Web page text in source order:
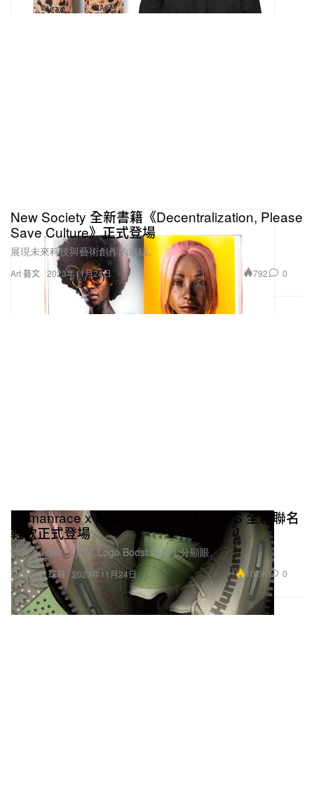
Art 藝文
New Society 全新書籍《Decentralization, Please
Save Culture》正式登場
展現未來科技與藝術創作的連結。
2023年11月24日 792 0
Footwear 球鞋
Humanrace x adidas NMD S1 MAHBS 全新聯名
鞋款正式登場
飾有 adidas 三葉草 Logo Boost 中底十分顯眼。
2023年11月24日 10.0K 0